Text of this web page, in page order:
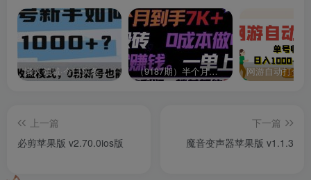
代，打破沟通壁垒，促进业务协作，提高管理和工作效率，
实现社交化沟通与分享，激发组织活力。
软件功能
件及照片;
考勤中心：手机摇一摇即可签到，智能统计企业员工迟到、
懒人领域·今日头条项目玩法，头条中视频项目，单号收益在50—500可批量￼ （9187期）半个月收益7K+，无脑搬砖，0成本做中间商，转手就赚钱，一单上百块，单…
上一篇
必剪苹果版 v2.70.0ios版
下一篇
魔音变声器苹果版 v1.1.3